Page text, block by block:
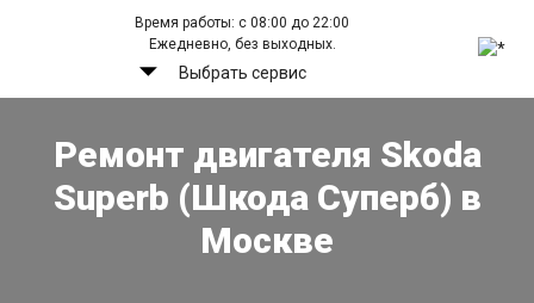
Время работы: с 08:00 до 22:00
Ежедневно, без выходных.
Выбрать сервис
Ремонт двигателя Skoda
Superb (Шкода Суперб) в
Москве